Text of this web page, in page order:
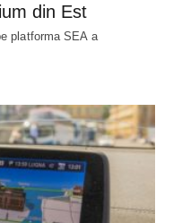
din Est
platforma SEA a